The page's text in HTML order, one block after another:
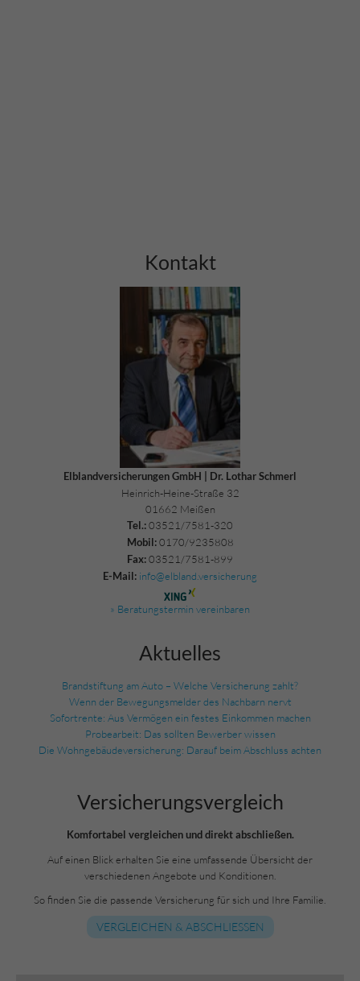
Kontakt
Elblandversicherungen GmbH | Dr. Lothar Schmerl
Heinrich-Heine-Straße 32
01662 Meißen
Tel.: 03521/7581-320
Mobil:0170/9235808
Fax: 03521/7581-899
E-Mail: info@elbland.versicherung
» Beratungstermin vereinbaren
Aktuelles
Brandstiftung am Auto – Welche Versicherung zahlt?
Wenn der Bewegungsmelder des Nachbarn nervt
Sofortrente: Aus Vermögen ein festes Einkommen machen
Probearbeit: Das sollten Bewerber wissen
Die Wohngebäudeversicherung: Darauf beim Abschluss achten
Versicherungs­vergleich
Komfortabel vergleichen und direkt abschließen.
Auf einen Blick erhalten Sie eine umfassende Übersicht der
verschiedenen Angebote und Konditionen.
So finden Sie die passende Versicherung für sich und Ihre Familie.
VERGLEICHEN & ABSCHLIESSEN